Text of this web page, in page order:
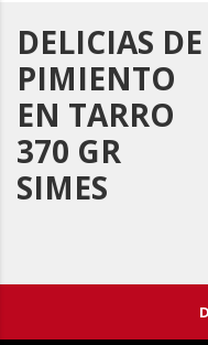
DELICIAS DE
PIMIENTO
EN TARRO
370 GR
SIMES